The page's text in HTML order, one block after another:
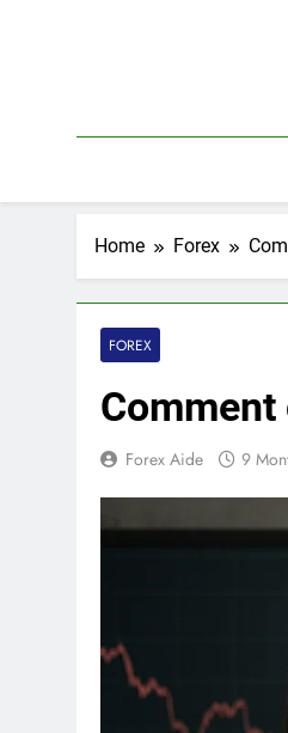
Home Forex
FOREX
Comment
Forex Aide 9